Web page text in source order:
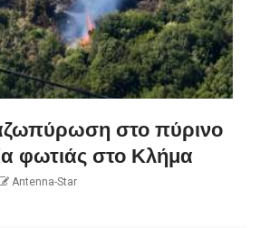
στο πύρινο
φωτιάς στο Κλήμα
Antenna-Star